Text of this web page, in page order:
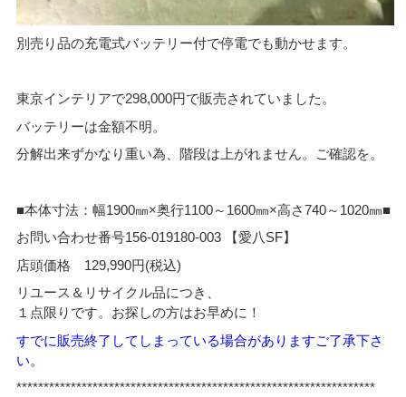
別売り品の充電式バッテリー付で停電でも動かせます。
東京インテリアで298,000円で販売されていました。
バッテリーは金額不明。
分解出来ずかなり重い為、階段は上がれません。ご確認を。
■本体寸法：幅1900㎜×奥行1100～1600㎜×高さ740～1020㎜■
お問い合わせ番号156-019180-003 【愛八SF】
店頭価格 129,990円(税込)
リユース＆リサイクル品につき、
１点限りです。お探しの方はお早めに！
すでに販売終了してしまっている場合がありますご了承下さ
い。
******************************************************************